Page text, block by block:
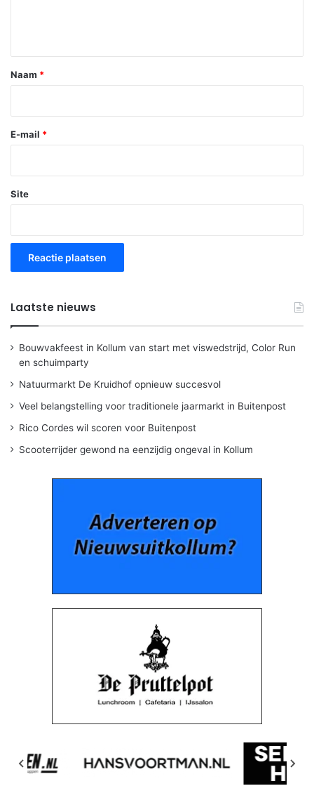
*
Naam *
E-mail *
Site
Laatste nieuws
Bouwvakfeest in Kollum van start met viswedstrijd, Color Run
en schuimparty
Natuurmarkt De Kruidhof opnieuw succesvol
Veel belangstelling voor traditionele jaarmarkt in Buitenpost
Rico Cordes wil scoren voor Buitenpost
Scooterrijder gewond na eenzijdig ongeval in Kollum